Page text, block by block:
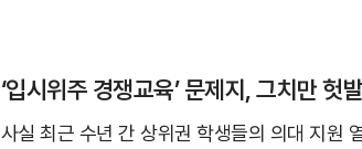
‘입시위주 경쟁교육’ 문제지, 그치만 헛
사실 최근 수년 간 상위권 학생들의 의대 지원